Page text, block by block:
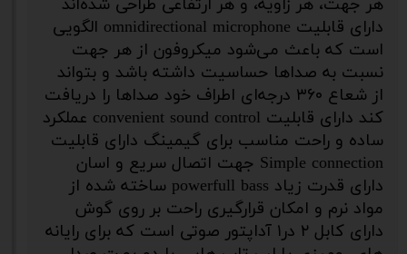
هر جهت، هر زاویه، و هر ارتفاعی طراحی شده‌اند
دارای قابلیت omnidirectional microphone الگویی
است که باعث می‌شود میکروفون از هر جهت
نسبت به صداها حساسیت داشته باشد و بتواند
از شعاع ۳۶۰ درجه‌ای اطراف خود صداها را دریافت
کند دارای قابلیت convenient sound control عملکرد
ساده و راحت مناسب برای گیمینگ دارای قابلیت
Simple connection جهت اتصال سریع و اسان
دارای قدرت زیاد powerfull bass ساخته شده از
مواد نرم و امکان قرارگیری راحت بر روی گوش
دارای کابل ۲ در۱ آداپتور صوتی است که برای رایانه